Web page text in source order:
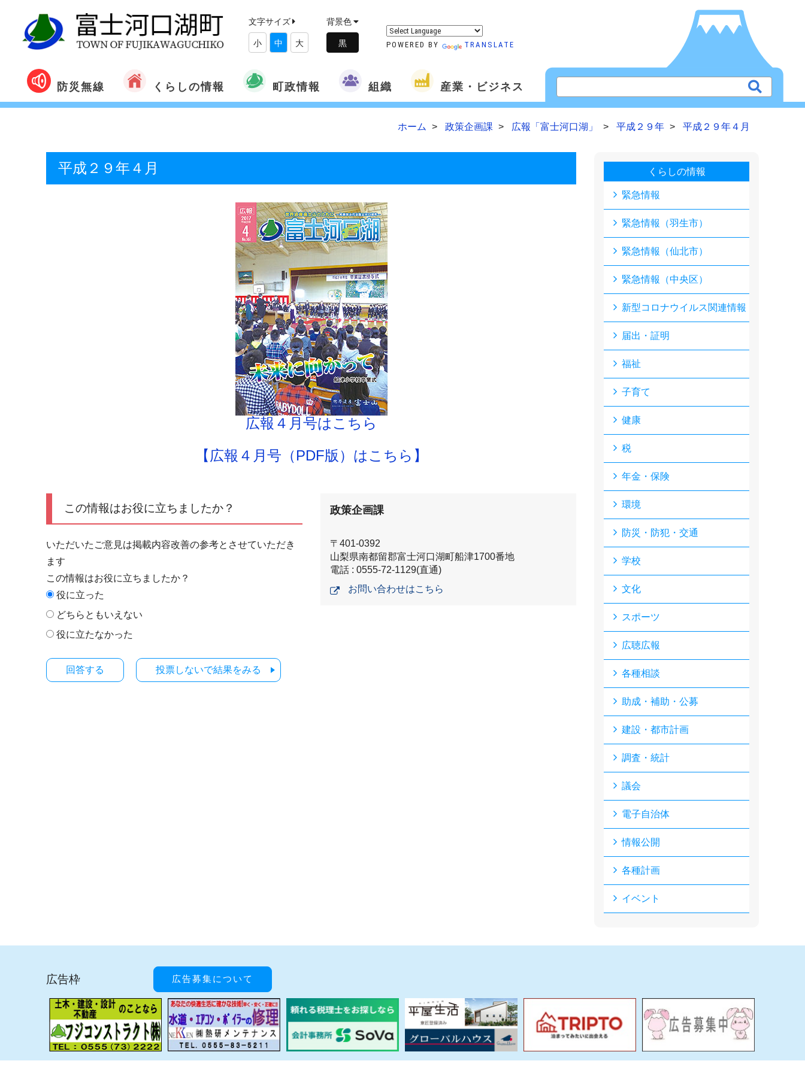
文字サイズ
小 中 大
背景色
POWERED BY TRANSLATE
防災無線 くらしの情報 町政情報 組織 産業・ビジネス
ホーム 政策企画課 広報「富士河口湖」 平成２９年 平成２９年４月
平成２９年４月
広報４月号はこちら
【広報４月号（PDF版）はこちら】
この情報はお役に立ちましたか？
いただいたご意見は掲載内容改善の参考とさせていただき
ます
この情報はお役に立ちましたか？
役に立った
どちらともいえない
役に立たなかった
投票しないで結果をみる
政策企画課
〒401-0392
山梨県南都留郡富士河口湖町船津1700番地
電話 : 0555-72-1129(直通)
お問い合わせはこちら
くらしの情報
緊急情報
緊急情報（羽生市）
緊急情報（仙北市）
緊急情報（中央区）
新型コロナウイルス関連情報
届出・証明
福祉
子育て
健康
税
年金・保険
環境
防災・防犯・交通
学校
文化
スポーツ
広聴広報
各種相談
助成・補助・公募
建設・都市計画
調査・統計
議会
電子自治体
情報公開
各種計画
イベント
広告枠 広告募集について